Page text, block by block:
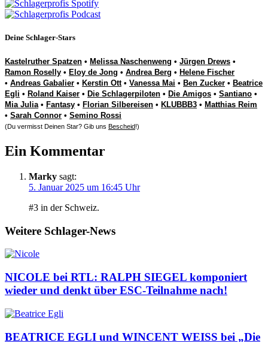
Deine Schlager-Stars
Kastelruther Spatzen • Melissa Naschenweng • Jürgen Drews •
Ramon Roselly • Eloy de Jong • Andrea Berg • Helene Fischer
• Andreas Gabalier • Kerstin Ott• Vanessa Mai • Ben Zucker • Beatrice
Egli • Roland Kaiser • Die Schlagerpiloten • Die Amigos • Santiano •
Mia Julia• Fantasy • Florian Silbereisen • KLUBBB3 • Matthias Reim
• Sarah Connor • Semino Rossi
(Du vermisst Deinen Star? Gib uns Bescheid!)
Ein Kommentar
Marky sagt:
5. Januar 2025 um 16:45 Uhr
#3 in der Schweiz.
Weitere Schlager-News
NICOLE bei RTL: RALPH SIEGEL komponiert
wieder und denkt über ESC-Teilnahme nach!
BEATRICE EGLI und WINCENT WEISS bei „Die